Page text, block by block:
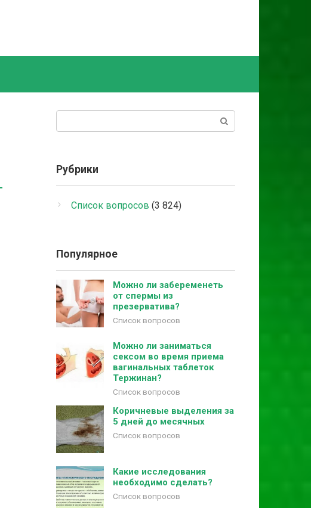
Рубрики
Список вопросов (3 824)
Популярное
Можно ли забеременеть
от спермы из
презерватива?
Список вопросов
Можно ли заниматься
сексом во время приема
вагинальных таблеток
Тержинан?
Список вопросов
Коричневые выделения за
5 дней до месячных
Список вопросов
Какие исследования
необходимо сделать?
Список вопросов